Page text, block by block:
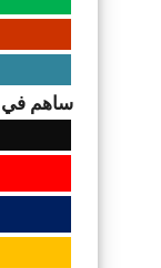
ساهم في